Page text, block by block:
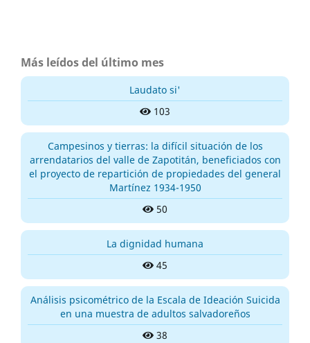
Más leídos del último mes
Laudato si'
103
Campesinos y tierras: la difícil situación de los
arrendatarios del valle de Zapotitán, beneficiados con
el proyecto de repartición de propiedades del general
Martínez 1934-1950
50
La dignidad humana
45
Análisis psicométrico de la Escala de Ideación Suicida
en una muestra de adultos salvadoreños
38